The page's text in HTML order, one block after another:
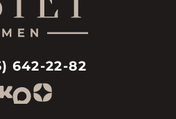
642-22-82